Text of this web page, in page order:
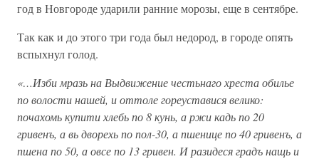
год в Новгороде ударили ранние морозы, еще в сентябре.
Так как и до этого три года был недород, в городе опять
вспыхнул голод.
«…Изби мразь на Выдвижение честьнаго хреста обилье
по волости нашей, и оттоле гореуставися велико:
почахомь купити хлебь по 8 кунь, а ржи кадь по 20
гривенъ, а вь дворехь по пол-30, а пшенице по 40 гривенъ, а
пшена по 50, а овсе по 13 гривен. И разидеся градъ нащь и